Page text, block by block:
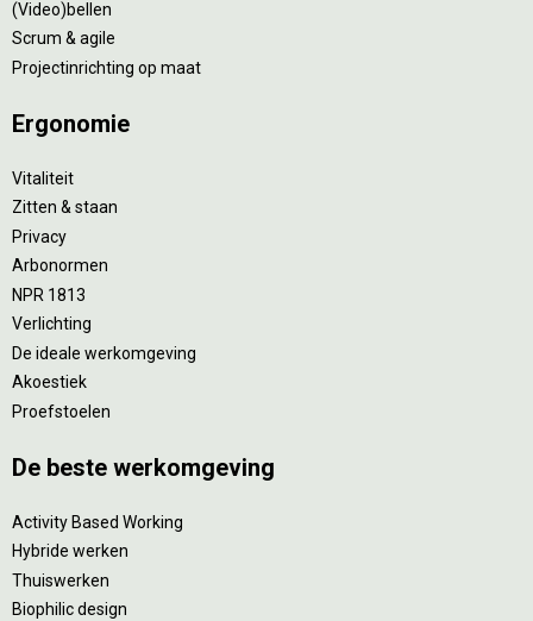
(Video)bellen
Scrum & agile
Projectinrichting op maat
Ergonomie
Vitaliteit
Zitten & staan
Privacy
Arbonormen
NPR 1813
Verlichting
De ideale werkomgeving
Akoestiek
Proefstoelen
De beste werkomgeving
Activity Based Working
Hybride werken
Thuiswerken
Biophilic design